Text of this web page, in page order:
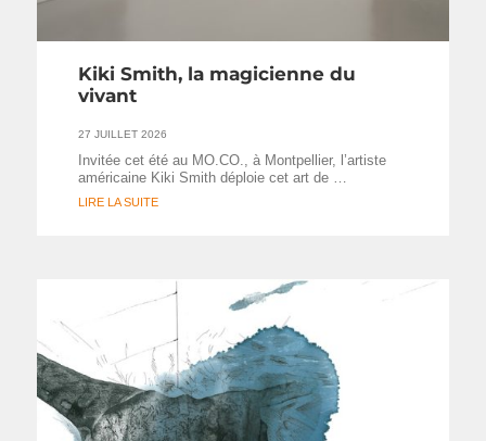
Kiki Smith, la magicienne du
vivant
27 JUILLET 2026
Invitée cet été au MO.CO., à Montpellier, l’artiste
américaine Kiki Smith déploie cet art de …
LIRE LA SUITE